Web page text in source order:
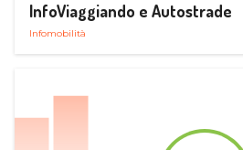
InfoViaggiando e Autostrade
Infomobilità